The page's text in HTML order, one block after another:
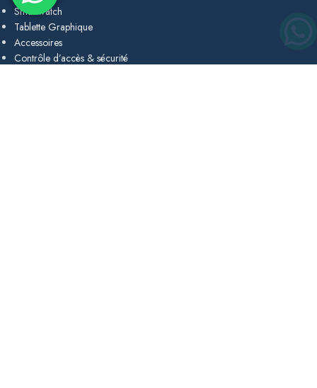
Smartwatch
Tablette Graphique
Accessoires
Contrôle d’accès & sécurité